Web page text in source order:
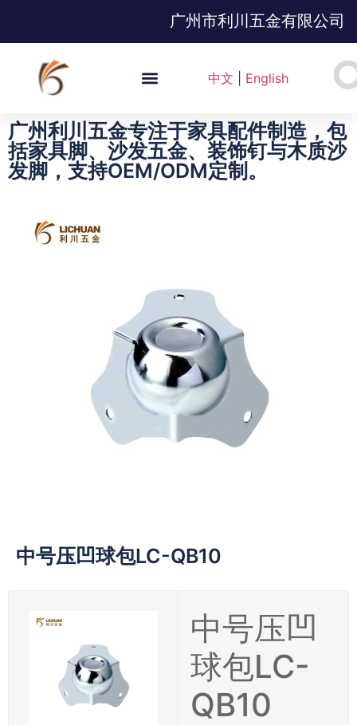
广州市利川五金有限公司
中文 English
广州利川五金专注于家具配件制造，包
括家具脚、沙发五金、装饰钉与木质沙
发脚，支持OEM/ODM定制。
中号压凹球包LC-QB10
中号压凹
球包LC-
QB10